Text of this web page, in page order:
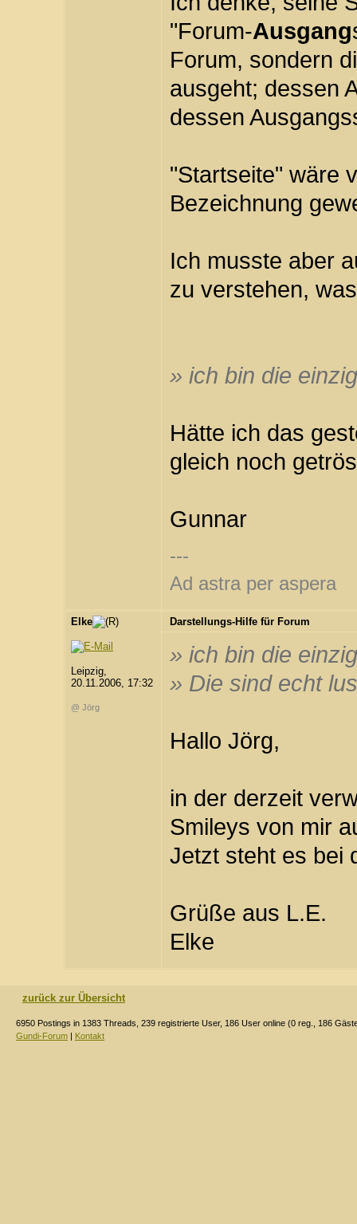
"Forum-Ausgang
Forum, sondern
ausgeht; dessen
dessen
"Startseite" wäre
Bezeichnung
Ich musste aber
zu verstehen,
» ich bin die
Hätte ich das
gleich noch
Gunnar
---
Ad astra per aspera
Elke
Leipzig,
20.11.2006, 17:32
@ Jörg
Darstellungs-Hilfe für Forum
» ich bin die
» Die sind echt
Hallo Jörg,
in der derzeit
Smileys von mir
Jetzt steht es bei
Grüße aus L.E.
Elke
zurück zur Übersicht
6950 Postings in 1383 Threads, 239 registrierte User, 186 User online (0 reg., 186
Gundi-Forum | Kontakt